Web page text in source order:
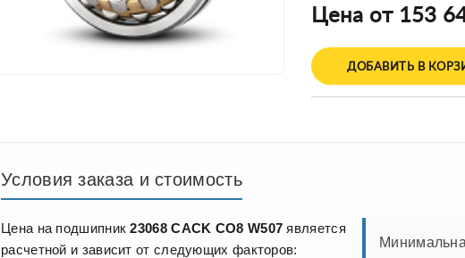
Цена от 153
ДОБАВИТЬ В
Условия заказа и стоимость
Цена на подшипник23068 CACK CO8 W507 является
расчетной и зависит от следующих факторов: